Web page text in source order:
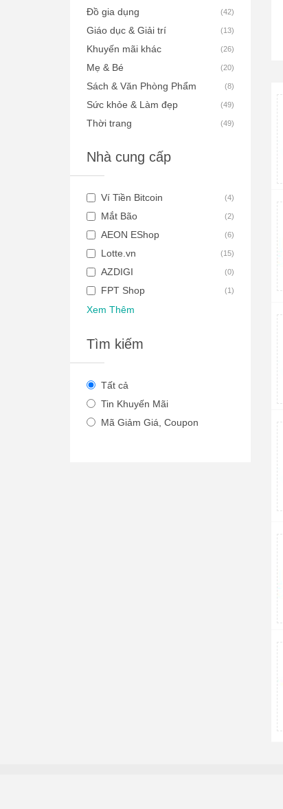
Đồ gia dụng (42)
Giáo dục & Giải trí (13)
Khuyến mãi khác (26)
Mẹ & Bé (20)
Sách & Văn Phòng Phẩm (8)
Sức khỏe & Làm đẹp (49)
Thời trang (49)
Nhà cung cấp
Ví Tiền Bitcoin (4)
Mắt Bão (2)
AEON EShop (6)
Lotte.vn (15)
AZDIGI (0)
FPT Shop (1 )
Xem Thêm
Tìm kiếm
Tất cả
Tin Khuyến Mãi
Mã Giảm Giá, Coupon